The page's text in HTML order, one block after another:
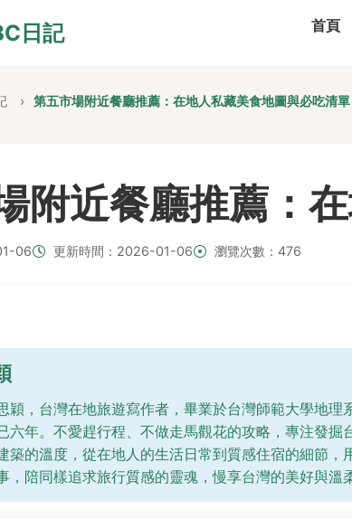
日記 首頁
第五市場附近餐廳推薦：在地人私藏美食地圖與必吃清單
附近餐廳推薦：
06 更新時間：2026-01-06 瀏覽次數：476
穎，台灣在地旅遊寫作者，畢業於台灣師範大學地理
六年。不愛趕行程、不做走馬觀花的攻略，專注發掘
築的溫度，從在地人的生活日常到質感住宿的細節，
，陪同樣追求旅行質感的靈魂，慢享台灣的美好與溫柔